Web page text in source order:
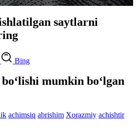
saytlarni
Bing
mumkin bo‘lgan
achimsiq abrishim Xorazmiy achishtir